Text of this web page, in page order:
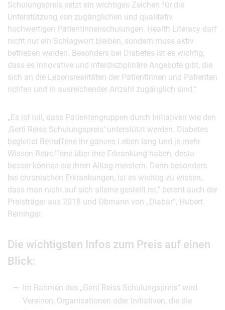
Schulungspreis setzt ein wichtiges Zeichen für die
Unterstützung von zugänglichen und qualitativ
hochwertigen PatientInnenschulungen. Health Literacy darf
nicht nur ein Schlagwort bleiben, sondern muss aktiv
betrieben werden. Besonders bei Diabetes ist es wichtig,
dass es innovative und interdisziplinäre Angebote gibt, die
sich an die Lebensrealitäten der Patientinnen und Patienten
richten und in ausreichender Anzahl zugänglich sind.“
„Es ist toll, dass Patientengruppen durch Initiativen wie den
‚Gerti Reiss Schulungspreis‘ unterstützt werden. Diabetes
begleitet Betroffene ihr ganzes Leben lang und je mehr
Wissen Betroffene über ihre Erkrankung haben, desto
besser können sie ihren Alltag meistern. Denn besonders
bei chronischen Erkrankungen, ist es wichtig zu wissen,
dass man nicht auf sich alleine gestellt ist,“ betont auch der
Preisträger aus 2018 und Obmann von „Diabär“, Hubert
Reininger.
Die wichtigsten Infos zum Preis auf einen
Blick:
Im Rahmen des „Gerti Reiss Schulungspreis” wird
Vereinen, Organisationen oder Initiativen, die die